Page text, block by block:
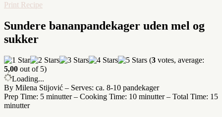
Print Recipe
Sundere bananpandekager uden mel og
sukker
(3 votes, average:
5,00 out of 5)
Loading...
By Milena Stijović – Serves: ca. 8-10 pandekager
Prep Time: 5 minutter – Cooking Time: 10 minutter – Total Time: 15
minutter